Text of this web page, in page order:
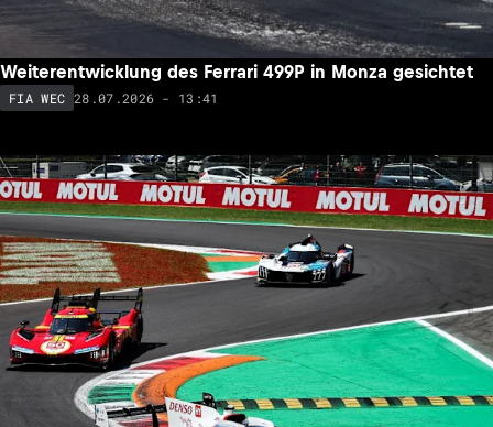
Weiterentwicklung des Ferrari 499P in Monza gesichtet
FIA WEC 28.07.2026 - 13:41